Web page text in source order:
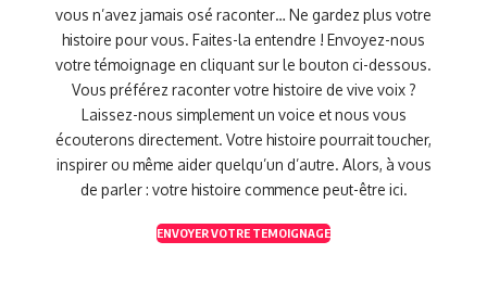
vous n’avez jamais osé raconter… Ne gardez plus votre
histoire pour vous. Faites-la entendre ! Envoyez-nous
votre témoignage en cliquant sur le bouton ci-dessous.
Vous préférez raconter votre histoire de vive voix ?
Laissez-nous simplement un voice et nous vous
écouterons directement. Votre histoire pourrait toucher,
inspirer ou même aider quelqu’un d’autre. Alors, à vous
de parler : votre histoire commence peut-être ici.
ENVOYER VOTRE TEMOIGNAGE